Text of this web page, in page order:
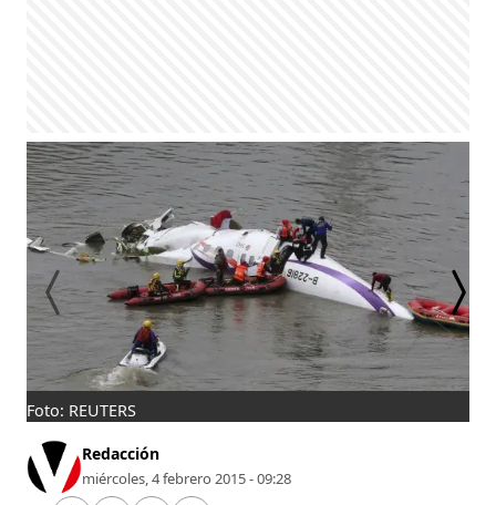
Foto: REUTERS
Redacción
miércoles, 4 febrero 2015 - 09:28